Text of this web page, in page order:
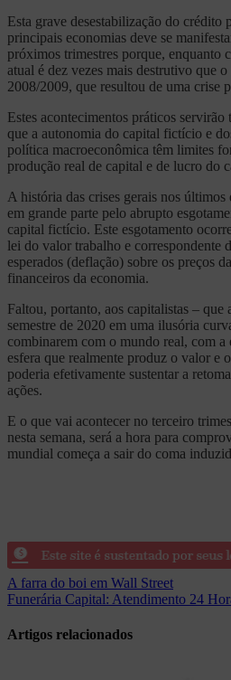
Esta grave desestabilização do crédito
principais economias deve se
próximos trimestres porque, enquanto
atual é dez vezes mais destrutivo que o
2008/2009, que resultou de uma crise
Estes acontecimentos práticos
que a autonomia do capital fictício e
política macroeconômica têm limites
produção real de capital e de lucro do
A história das crises gerais nos últimos
em grande parte pelo abrupto
capital fictício. Este esgotamento
lei do valor trabalho e correspondente
esperados (deflação) sobre os preços
financeiros da economia.
Faltou, portanto, aos capitalistas – que
semestre de 2020 em uma ilusória
combinarem com o mundo real, com a
esfera que realmente produz o valor e
poderia efetivamente sustentar a
ações.
E o que vai acontecer no terceiro
nesta semana, será a hora para
mundial começa a sair do coma
Navegação
de
Post
A farra do boi em Wall Street
Funerária Capital: Atendimento 24
Artigos relacionados